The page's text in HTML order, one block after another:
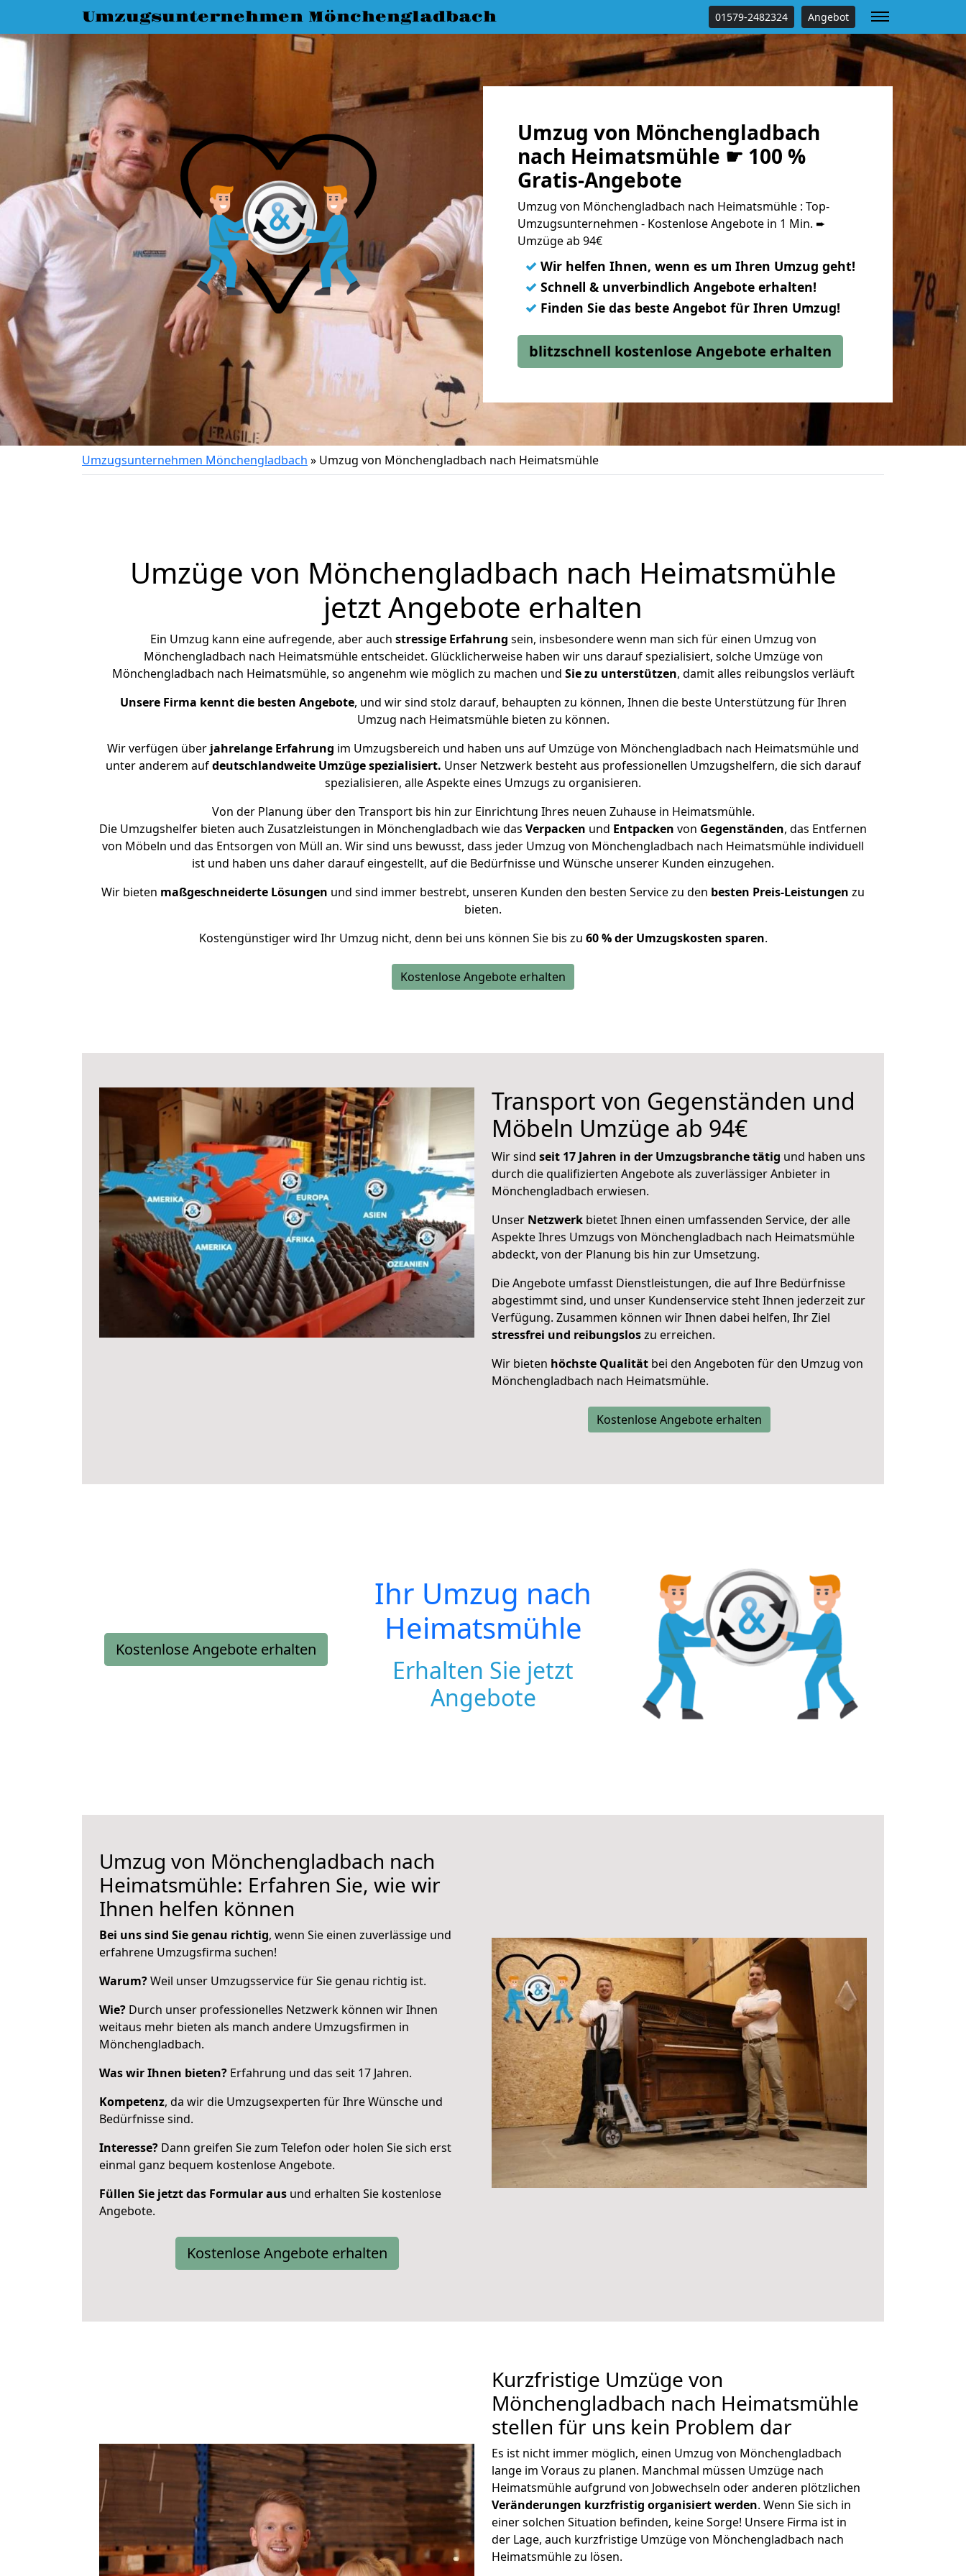
Umzugsunternehmen Mönchengladbach 01579-2482324 Angebot
Umzug von Mönchengladbach
nach Heimatsmühle ☛ 100 %
Gratis-Angebote
Umzug von Mönchengladbach nach Heimatsmühle : Top-
Umzugsunternehmen - Kostenlose Angebote in 1 Min. ➨
Umzüge ab 94€
✓ Wir helfen Ihnen, wenn es um Ihren Umzug geht!
✓ Schnell & unverbindlich Angebote erhalten!
✓ Finden Sie das beste Angebot für Ihren Umzug!
blitzschnell kostenlose Angebote erhalten
Umzugsunternehmen Mönchengladbach » Umzug von Mönchengladbach nach Heimatsmühle
Umzüge von Mönchengladbach nach Heimatsmühle
jetzt Angebote erhalten
Ein Umzug kann eine aufregende, aber auch stressige Erfahrung sein, insbesondere wenn man sich für einen Umzug von
Mönchengladbach nach Heimatsmühle entscheidet. Glücklicherweise haben wir uns darauf spezialisiert, solche Umzüge von
Mönchengladbach nach Heimatsmühle, so angenehm wie möglich zu machen und Sie zu unterstützen, damit alles reibungslos verläuft
Unsere Firma kennt die besten Angebote, und wir sind stolz darauf, behaupten zu können, Ihnen die beste Unterstützung für Ihren
Umzug nach Heimatsmühle bieten zu können.
Wir verfügen über jahrelange Erfahrung im Umzugsbereich und haben uns auf Umzüge von Mönchengladbach nach Heimatsmühle und
unter anderem aufdeutschlandweite Umzüge spezialisiert. Unser Netzwerk besteht aus professionellen Umzugshelfern, die sich darauf
spezialisieren, alle Aspekte eines Umzugs zu organisieren.
Von der Planung über den Transport bis hin zur Einrichtung Ihres neuen Zuhause in Heimatsmühle.
Die Umzugshelfer bieten auch Zusatzleistungen in Mönchengladbach wie das Verpacken und Entpacken von Gegenständen, das Entfernen
von Möbeln und das Entsorgen von Müll an. Wir sind uns bewusst, dass jeder Umzug von Mönchengladbach nach Heimatsmühle individuell
ist und haben uns daher darauf eingestellt, auf die Bedürfnisse und Wünsche unserer Kunden einzugehen.
Wir bieten maßgeschneiderte Lösungen und sind immer bestrebt, unseren Kunden den besten Service zu den besten Preis-Leistungen zu
bieten.
Kostengünstiger wird Ihr Umzug nicht, denn bei uns können Sie bis zu 60 % der Umzugskosten sparen.
Kostenlose Angebote erhalten
Transport von Gegenständen und
Möbeln Umzüge ab 94€
Wir sind seit 17 Jahren in der Umzugsbranche tätig und haben uns
durch die qualifizierten Angebote als zuverlässiger Anbieter in
Mönchengladbach erwiesen.
Unser Netzwerk bietet Ihnen einen umfassenden Service, der alle
Aspekte Ihres Umzugs von Mönchengladbach nach Heimatsmühle
abdeckt, von der Planung bis hin zur Umsetzung.
Die Angebote umfasst Dienstleistungen, die auf Ihre Bedürfnisse
abgestimmt sind, und unser Kundenservice steht Ihnen jederzeit zur
Verfügung. Zusammen können wir Ihnen dabei helfen, Ihr Ziel
stressfrei und reibungsloszu erreichen.
Wir bieten höchste Qualität bei den Angeboten für den Umzug von
Mönchengladbach nach Heimatsmühle.
Kostenlose Angebote erhalten
Kostenlose Angebote erhalten
Ihr Umzug nach
Heimatsmühle
Erhalten Sie jetzt
Angebote
Umzug von Mönchengladbach nach
Heimatsmühle: Erfahren Sie, wie wir
Ihnen helfen können
Bei uns sind Sie genau richtig, wenn Sie einen zuverlässige und
erfahrene Umzugsfirma suchen!
Warum?Weil unser Umzugsservice für Sie genau richtig ist.
Wie? Durch unser professionelles Netzwerk können wir Ihnen
weitaus mehr bieten als manch andere Umzugsfirmen in
Mönchengladbach.
Was wir Ihnen bieten? Erfahrung und das seit 17 Jahren.
Kompetenz, da wir die Umzugsexperten für Ihre Wünsche und
Bedürfnisse sind.
Interesse? Dann greifen Sie zum Telefon oder holen Sie sich erst
einmal ganz bequem kostenlose Angebote.
Füllen Sie jetzt das Formular aus und erhalten Sie kostenlose
Angebote.
Kostenlose Angebote erhalten
Kurzfristige Umzüge von
Mönchengladbach nach Heimatsmühle
stellen für uns kein Problem dar
Es ist nicht immer möglich, einen Umzug von Mönchengladbach
lange im Voraus zu planen. Manchmal müssen Umzüge nach
Heimatsmühle aufgrund von Jobwechseln oder anderen plötzlichen
Veränderungen kurzfristig organisiert werden. Wenn Sie sich in
einer solchen Situation befinden, keine Sorge! Unsere Firma ist in
der Lage, auch kurzfristige Umzüge von Mönchengladbach nach
Heimatsmühle zu lösen.